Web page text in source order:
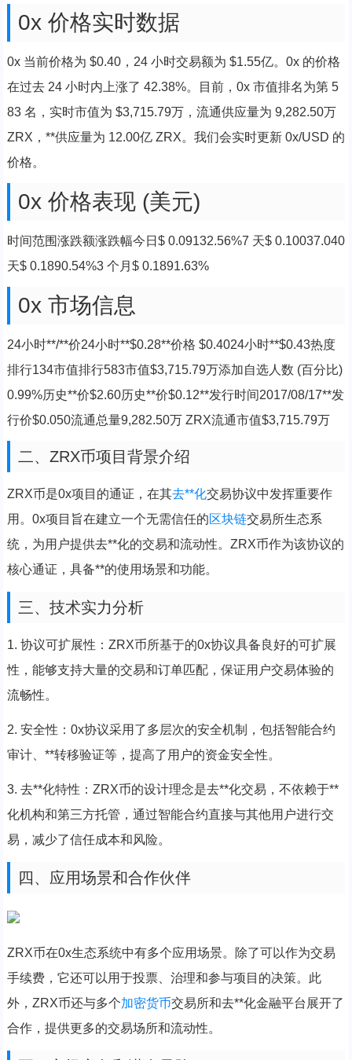
0x 价格实时数据
0x 当前价格为 $0.40，24 小时交易额为 $1.55亿。0x 的价格
在过去 24 小时内上涨了 42.38%。目前，0x 市值排名为第 5
83 名，实时市值为 $3,715.79万，流通供应量为 9,282.50万
ZRX，**供应量为 12.00亿 ZRX。我们会实时更新 0x/USD 的
价格。
0x 价格表现 (美元)
时间范围涨跌额涨跌幅今日$ 0.09132.56%7 天$ 0.10037.040
天$ 0.1890.54%3 个月$ 0.1891.63%
0x 市场信息
24小时**/**价24小时**$0.28**价格 $0.4024小时**$0.43热度
排行134市值排行583市值$3,715.79万添加自选人数 (百分比)
0.99%历史**价$2.60历史**价$0.12**发行时间2017/08/17**发
行价$0.050流通总量9,282.50万 ZRX流通市值$3,715.79万
二、ZRX币项目背景介绍
ZRX币是0x项目的通证，在其去**化交易协议中发挥重要作
用。0x项目旨在建立一个无需信任的区块链交易所生态系
统，为用户提供去**化的交易和流动性。ZRX币作为该协议的
核心通证，具备**的使用场景和功能。
三、技术实力分析
1. 协议可扩展性：ZRX币所基于的0x协议具备良好的可扩展
性，能够支持大量的交易和订单匹配，保证用户交易体验的
流畅性。
2. 安全性：0x协议采用了多层次的安全机制，包括智能合约
审计、**转移验证等，提高了用户的资金安全性。
3. 去**化特性：ZRX币的设计理念是去**化交易，不依赖于**
化机构和第三方托管，通过智能合约直接与其他用户进行交
易，减少了信任成本和风险。
四、应用场景和合作伙伴
ZRX币在0x生态系统中有多个应用场景。除了可以作为交易
手续费，它还可以用于投票、治理和参与项目的决策。此
外，ZRX币还与多个加密货币交易所和去**化金融平台展开了
合作，提供更多的交易场所和流动性。